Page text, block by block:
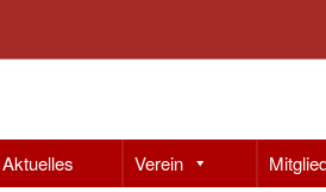
Aktuelles Verein